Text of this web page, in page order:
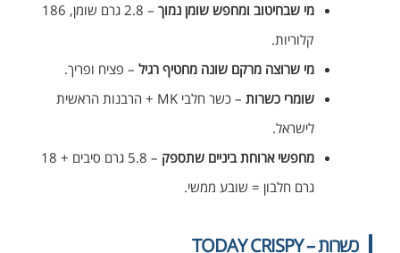
מי שבחיטוב ומחפש שומן נמוך
– 2.8 גרם שומן, 186
קלוריות.
מי שרוצה מרקם שונה מחטיף רגיל – פציח ופריך.
שומרי כשרות
– כשר חלבי MK + הרבנות הראשית
לישראל.
מחפשי ארוחת ביניים שתספק
– 5.8 גרם סיבים + 18
גרם חלבון = שובע ממשי.
כשרות – TODAY CRISPY